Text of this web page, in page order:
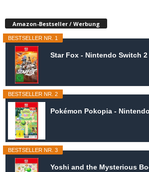
Amazon-Bestseller / Werbung
BESTSELLER NR. 1
Star Fox - Nintendo Switch 2
BESTSELLER NR. 2
Pokémon Pokopia -
BESTSELLER NR. 3
Yoshi and the Mysterious